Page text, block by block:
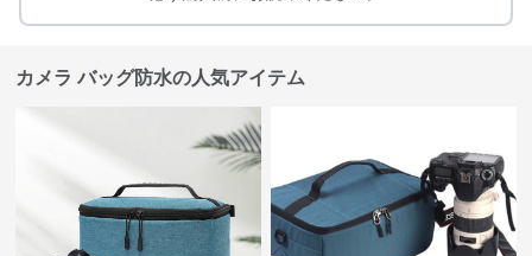
カメラ バッグ防水の人気アイテム